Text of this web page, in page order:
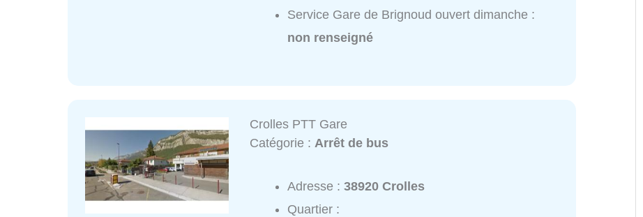
Service Gare de Brignoud ouvert dimanche :
non renseigné
Crolles PTT Gare
Catégorie :Arrêt de bus
Adresse :38920 Crolles
Quartier :